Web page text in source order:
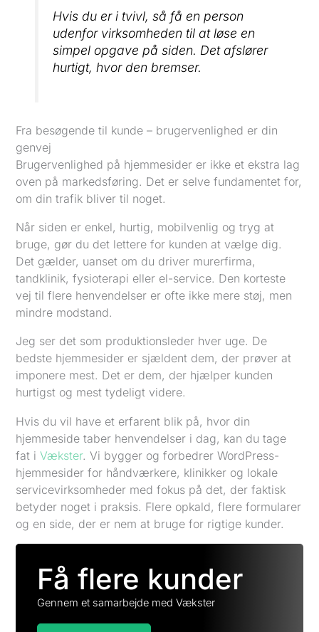
Hvis du er i tvivl, så få en person
udenfor virksomheden til at løse en
simpel opgave på siden. Det afslører
hurtigt, hvor den bremser.
Fra besøgende til kunde – brugervenlighed er din
genvej
Brugervenlighed på hjemmesider er ikke et ekstra lag
oven på markedsføring. Det er selve fundamentet for,
om din trafik bliver til noget.
Når siden er enkel, hurtig, mobilvenlig og tryg at
bruge, gør du det lettere for kunden at vælge dig.
Det gælder, uanset om du driver murerfirma,
tandklinik, fysioterapi eller el-service. Den korteste
vej til flere henvendelser er ofte ikke mere støj, men
mindre modstand.
Jeg ser det som produktionsleder hver uge. De
bedste hjemmesider er sjældent dem, der prøver at
imponere mest. Det er dem, der hjælper kunden
hurtigst og mest tydeligt videre.
Hvis du vil have et erfarent blik på, hvor din
hjemmeside taber henvendelser i dag, kan du tage
fat iVækster. Vi bygger og forbedrer WordPress-
hjemmesider for håndværkere, klinikker og lokale
servicevirksomheder med fokus på det, der faktisk
betyder noget i praksis. Flere opkald, flere formularer
og en side, der er nem at bruge for rigtige kunder.
Få flere kunder
Gennem et samarbejde med Vækster